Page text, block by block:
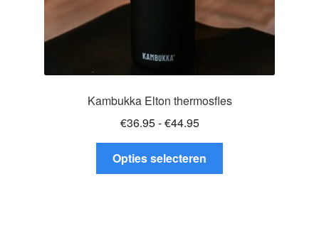
Kambukka Elton thermosfles
€36.95-€44.95Prijsklasse:
€36.95
tot
€44.95
Opties selecteren